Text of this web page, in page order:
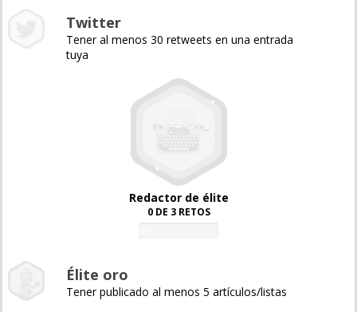
Twitter
Tener al menos 30 retweets en una entrada
tuya
Redactor de élite
0 DE 3 RETOS
Élite oro
Tener publicado al menos 5 artículos/listas